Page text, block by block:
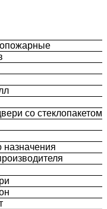
со стеклопакетом
назначения